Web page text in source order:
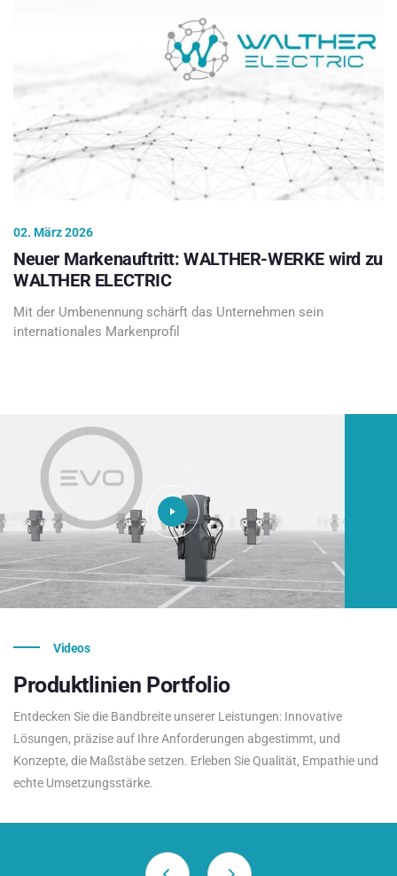
02. März 2026
Neuer Markenauftritt: WALTHER-WERKE wird zu
WALTHER ELECTRIC
Mit der Umbenennung schärft das Unternehmen sein
internationales Markenprofil
Videos
Produktlinien Portfolio
Entdecken Sie die Bandbreite unserer Leistungen: Innovative
Lösungen, präzise auf Ihre Anforderungen abgestimmt, und
Konzepte, die Maßstäbe setzen. Erleben Sie Qualität, Empathie und
echte Umsetzungsstärke.